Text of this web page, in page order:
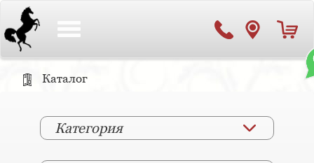
Каталог
Категория